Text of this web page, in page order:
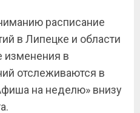
расписание
в Липецке и области
изменения в
отслеживаются в
на неделю» внизу